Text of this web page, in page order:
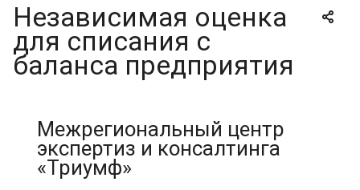
Независимая оценка
для списания с
баланса предприятия
Межрегиональный центр
экспертиз и консалтинга
«Триумф»